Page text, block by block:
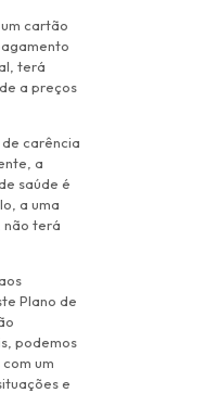
cartão
terá
a preços
carência
a
saúde é
a uma
não terá
Plano de
podemos
um
e